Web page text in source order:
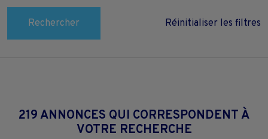
Rechercher Réinitialiser les filtres
219 ANNONCES QUI CORRESPONDENT À
VOTRE RECHERCHE